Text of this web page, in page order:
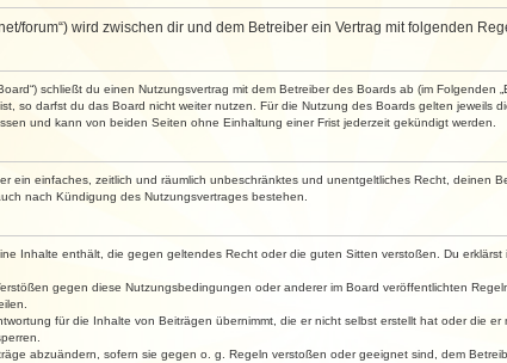
forum“) wird zwischen dir und dem Betreiber ein Vertrag mit folgenden
schließt du einen Nutzungsvertrag mit dem Betreiber des Boards ab (im
so darfst du das Board nicht weiter nutzen. Für die Nutzung des Boards gelten jeweils
und kann von beiden Seiten ohne Einhaltung einer Frist jederzeit gekündigt werden.
ein einfaches, zeitlich und räumlich unbeschränktes und unentgeltliches Recht, deinen
nach Kündigung des Nutzungsvertrages bestehen.
Inhalte enthält, die gegen geltendes Recht oder die guten Sitten verstoßen. Du
gegen diese Nutzungsbedingungen oder anderer im Board veröffentlichten
für die Inhalte von Beiträgen übernimmt, die er nicht selbst erstellt hat oder die
abzuändern, sofern sie gegen o. g. Regeln verstoßen oder geeignet sind, dem